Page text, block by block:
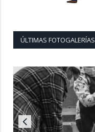
ÚLTIMAS FOTOGALERÍAS